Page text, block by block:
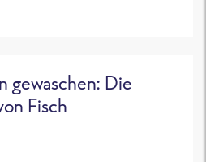
gewaschen: Die
Fisch